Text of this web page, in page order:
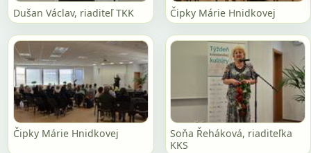
Dušan Václav, riaditeľ TKK Čipky Márie Hnidkovej
Čipky Márie Hnidkovej
Soňa Řeháková, riaditeľka
KKS